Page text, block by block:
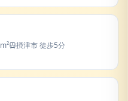
m² 摂津市徒歩5分